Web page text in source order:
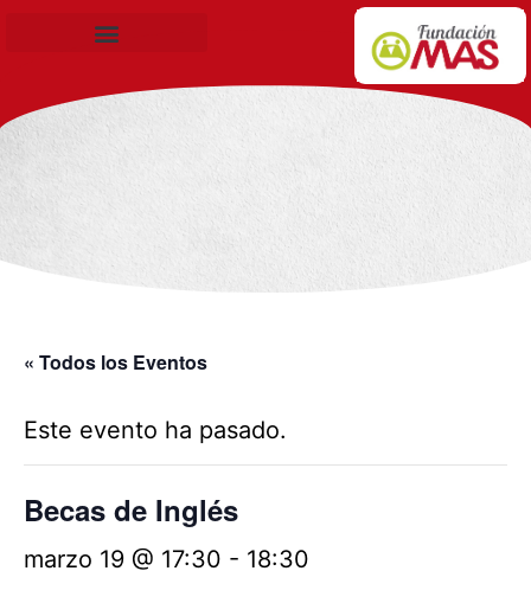
« Todos los Eventos
Este evento ha pasado.
Becas de Inglés
marzo 19 @ 17:30 - 18:30